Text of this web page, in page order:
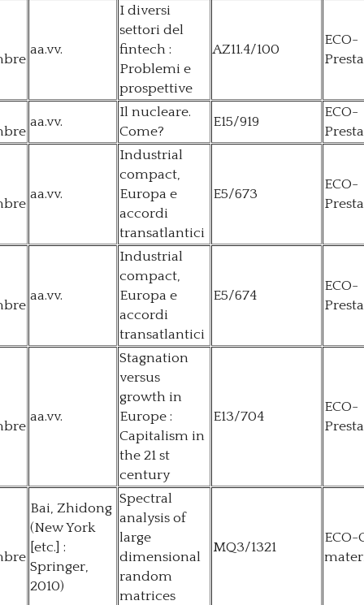
aa.vv.
I diversi
settori del
fintech :
Problemi e
prospettive
AZ11.4/100
ECO-
aa.vv.
Il nucleare.
Come?
E15/919
ECO-
aa.vv.
Industrial
compact,
Europa e
accordi
transatlantici
E5/673
ECO-
aa.vv.
Industrial
compact,
Europa e
accordi
transatlantici
E5/674
ECO-
aa.vv.
Stagnation
versus
growth in
Europe :
Capitalism in
the 21 st
century
E13/704
ECO-
Bai, Zhidong
(New York
[etc.] :
Springer,
2010)
Spectral
analysis of
large
dimensional
random
matrices
MQ3/1321
ECO-